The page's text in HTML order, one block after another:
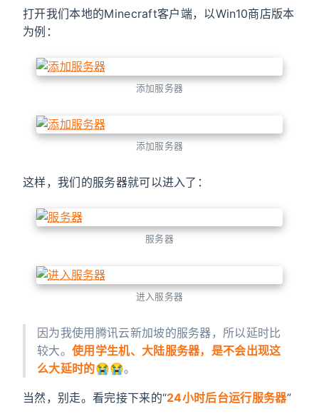
打开我们本地的Minecraft客户端，以Win10商店版本
为例：
添加服务器
添加服务器
这样，我们的服务器就可以进入了：
服务器
进入服务器
因为我使用腾讯云新加坡的服务器，所以延时比
较大。 使用学生机、大陆服务器，是不会出现这
么大延时的😭😭。
当然，别走。看完接下来的“24小时后台运行服务器”